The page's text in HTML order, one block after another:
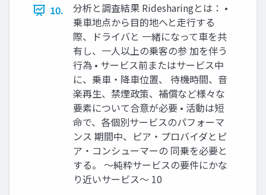
10.
分析と調査結果 Ridesharingとは： •
乗車地点から目的地へと走行する
際、ドライバと 一緒になって車を共
有し、一人以上の乗客の参 加を伴う
行為 • サービス前またはサービス中
に、乗車・降車位置、 待機時間、音
楽再生、禁煙政策、補償など様々な
要素について合意が必要 • 活動は短
命で、各個別サービスのパフォーマ
ンス 期間中、ピア・プロバイダとピ
ア・コンシューマーの 同乗を必要と
する。 ～純粋サービスの要件にかな
り近いサービス～ 10